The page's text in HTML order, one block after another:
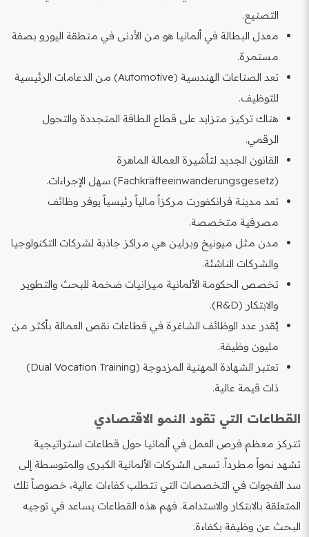
التصنيع.
معدل البطالة في ألمانيا هو من الأدنى في منطقة اليورو بصفة
مستمرة.
تعد الصناعات الهندسية (Automotive) من الدعامات الرئيسية
للتوظيف.
هناك تركيز متزايد على قطاع الطاقة المتجددة والتحول
الرقمي.
القانون الجديد لتأشيرة العمالة الماهرة
(Fachkräfteeinwanderungsgesetz) سهل الإجراءات.
تعد مدينة فرانكفورت مركزاً مالياً رئيسياً يوفر وظائف
مصرفية متخصصة.
مدن مثل ميونيخ وبرلين هي مراكز جاذبة لشركات التكنولوجيا
والشركات الناشئة.
تخصص الحكومة الألمانية ميزانيات ضخمة للبحث والتطوير
والابتكار (R&D).
يُقدر عدد الوظائف الشاغرة في قطاعات نقص العمالة بأكثر من
مليون وظيفة.
تعتبر الشهادة المهنية المزدوجة (Dual Vocation Training)
ذات قيمة عالية.
القطاعات التي تقود النمو الاقتصادي
تتركز معظم فرص العمل في ألمانيا حول قطاعات استراتيجية
تشهد نمواً مطرداً. تسعى الشركات الألمانية الكبرى والمتوسطة إلى
سد الفجوات في التخصصات التي تتطلب كفاءات عالية، خصوصاً تلك
المتعلقة بالابتكار والاستدامة. فهم هذه القطاعات يساعد في توجيه
البحث عن وظيفة بكفاءة.